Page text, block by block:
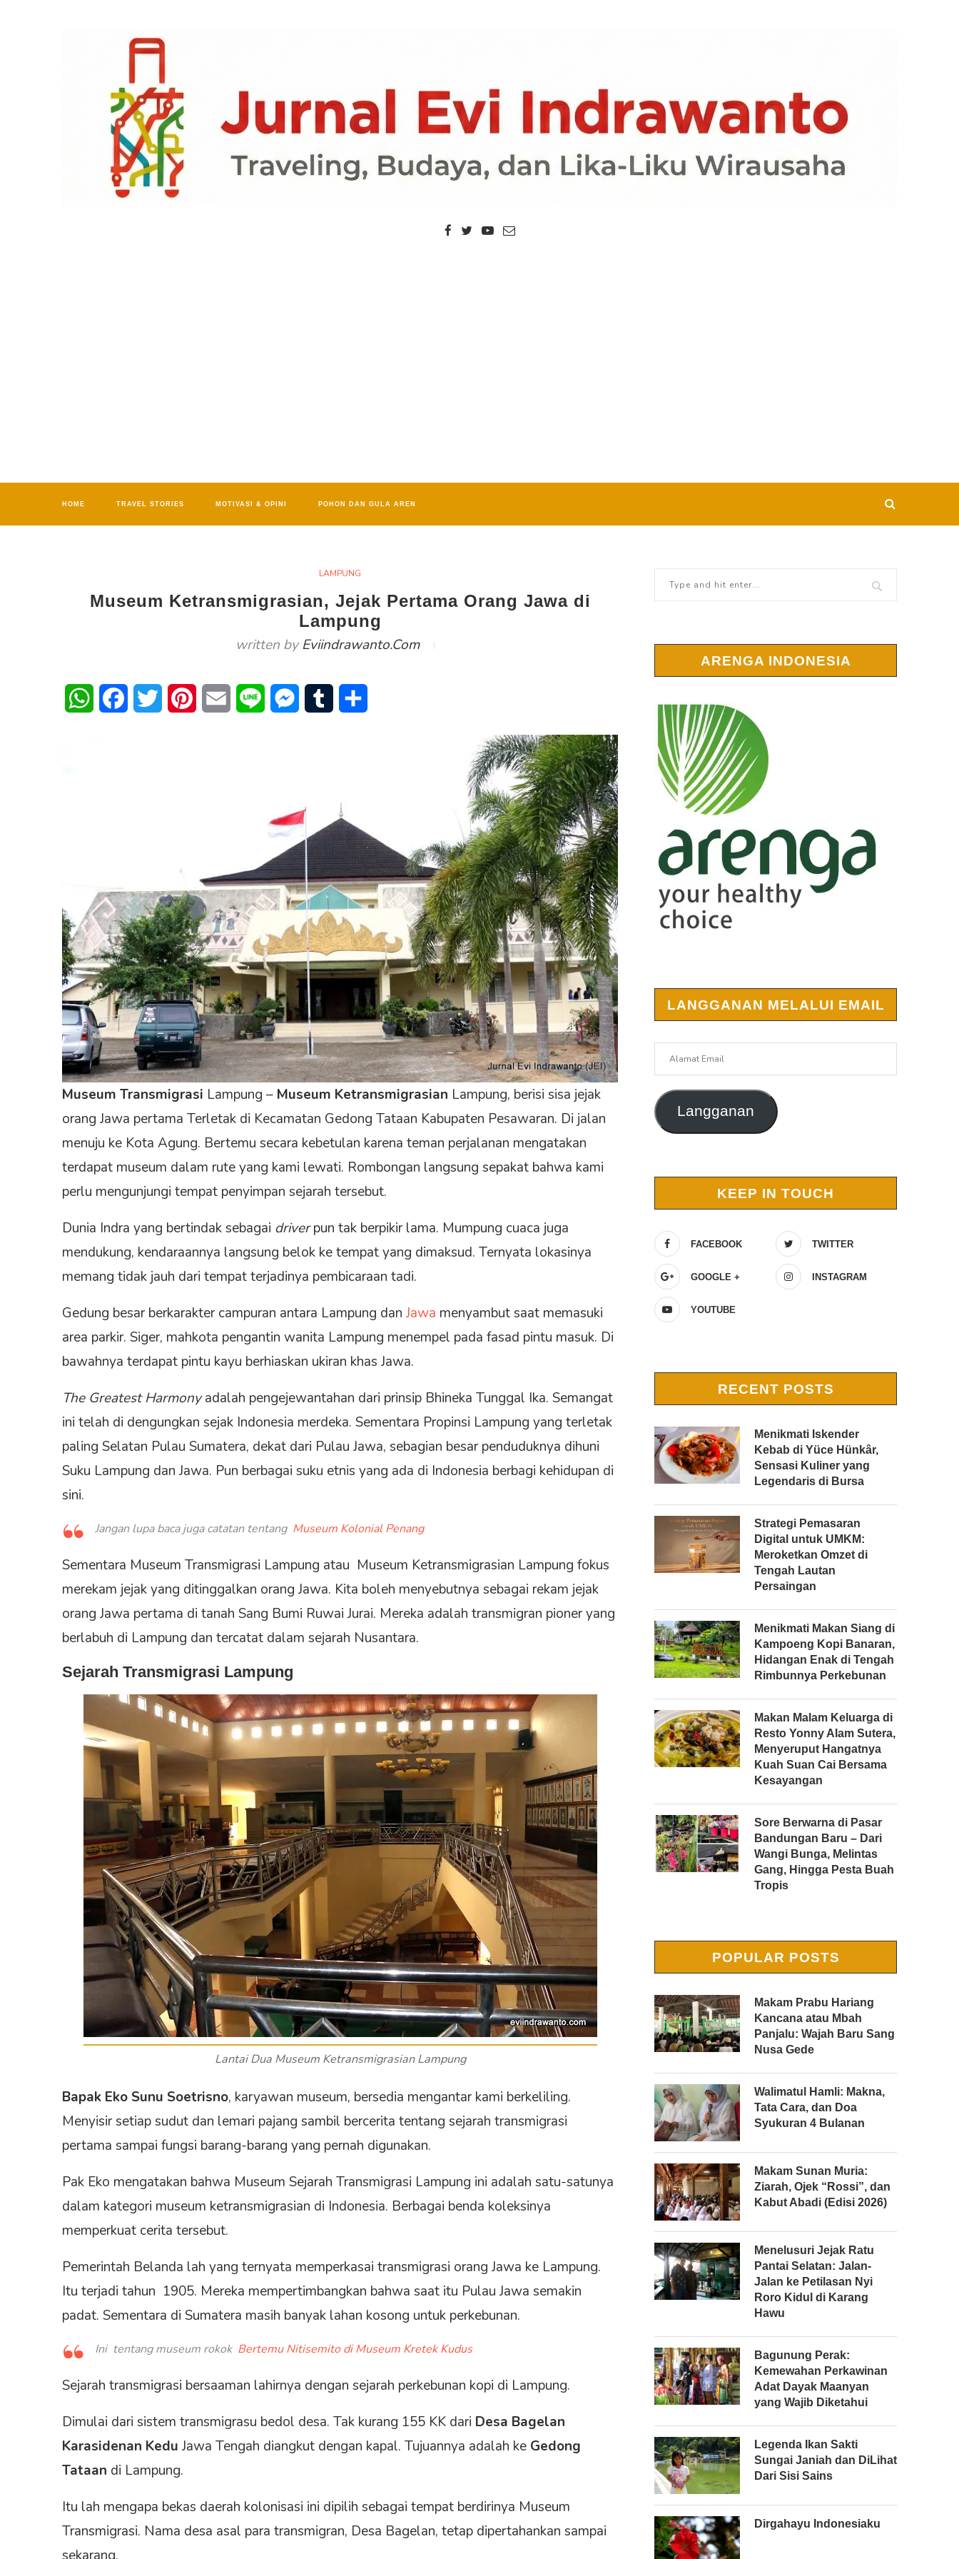
HOME TRAVEL STORIES MOTIVASI & OPINI POHON DAN GULA AREN
LAMPUNG
Museum Ketransmigrasian, Jejak Pertama Orang Jawa di
Lampung
written byEviindrawanto.com
WhatsAppFacebookTwitter PinterestEmail Line Messenger
Tumblr
Museum Transmigrasi Lampung – Museum Ketransmigrasian Lampung, berisi sisa jejak
orang Jawa pertama Terletak di Kecamatan Gedong Tataan Kabupaten Pesawaran. Di jalan
menuju ke Kota Agung. Bertemu secara kebetulan karena teman perjalanan mengatakan
terdapat museum dalam rute yang kami lewati. Rombongan langsung sepakat bahwa kami
perlu mengunjungi tempat penyimpan sejarah tersebut.
Dunia Indra yang bertindak sebagai driverpun tak berpikir lama. Mumpung cuaca juga
mendukung, kendaraannya langsung belok ke tempat yang dimaksud. Ternyata lokasinya
memang tidak jauh dari tempat terjadinya pembicaraan tadi.
Gedung besar berkarakter campuran antara Lampung dan Jawa menyambut saat memasuki
area parkir. Siger, mahkota pengantin wanita Lampung menempel pada fasad pintu masuk. Di
bawahnya terdapat pintu kayu berhiaskan ukiran khas Jawa.
The Greatest Harmonyadalah pengejewantahan dari prinsip Bhineka Tunggal Ika. Semangat
ini telah di dengungkan sejak Indonesia merdeka. Sementara Propinsi Lampung yang terletak
paling Selatan Pulau Sumatera, dekat dari Pulau Jawa, sebagian besar penduduknya dihuni
Suku Lampung dan Jawa. Pun berbagai suku etnis yang ada di Indonesia berbagi kehidupan di
sini.
Jangan lupa baca juga catatan tentang Museum Kolonial Penang
Sementara Museum Transmigrasi Lampung atau Museum Ketransmigrasian Lampung fokus
merekam jejak yang ditinggalkan orang Jawa. Kita boleh menyebutnya sebagai rekam jejak
orang Jawa pertama di tanah Sang Bumi Ruwai Jurai. Mereka adalah transmigran pioner yang
berlabuh di Lampung dan tercatat dalam sejarah Nusantara.
Sejarah Transmigrasi Lampung
Lantai Dua Museum Ketransmigrasian Lampung
Bapak Eko Sunu Soetrisno, karyawan museum, bersedia mengantar kami berkeliling.
Menyisir setiap sudut dan lemari pajang sambil bercerita tentang sejarah transmigrasi
pertama sampai fungsi barang-barang yang pernah digunakan.
Pak Eko mengatakan bahwa Museum Sejarah Transmigrasi Lampung ini adalah satu-satunya
dalam kategori museum ketransmigrasian di Indonesia. Berbagai benda koleksinya
memperkuat cerita tersebut.
Pemerintah Belanda lah yang ternyata memperkasai transmigrasi orang Jawa ke Lampung.
Itu terjadi tahun 1905. Mereka mempertimbangkan bahwa saat itu Pulau Jawa semakin
padat. Sementara di Sumatera masih banyak lahan kosong untuk perkebunan.
Ini tentang museum rokok Bertemu Nitisemito di Museum Kretek Kudus
Sejarah transmigrasi bersaaman lahirnya dengan sejarah perkebunan kopi di Lampung.
Dimulai dari sistem transmigrasu bedol desa. Tak kurang 155 KK dari Desa Bagelan
Karasidenan Kedu Jawa Tengah diangkut dengan kapal. Tujuannya adalah ke Gedong
Tataan di Lampung.
Itu lah mengapa bekas daerah kolonisasi ini dipilih sebagai tempat berdirinya Museum
Transmigrasi. Nama desa asal para transmigran, Desa Bagelan, tetap dipertahankan sampai
ARENGA INDONESIA
LANGGANAN MELALUI EMAIL
Langganan
KEEP IN TOUCH
FACEBOOK TWITTER
GOOGLE + INSTAGRAM
YOUTUBE
RECENT POSTS
Menikmati Iskender
Kebab di Yüce Hünkâr,
Sensasi Kuliner yang
Legendaris di Bursa
Strategi Pemasaran
Digital untuk UMKM:
Meroketkan Omzet di
Tengah Lautan
Persaingan
Menikmati Makan Siang di
Kampoeng Kopi Banaran,
Hidangan Enak di Tengah
Rimbunnya Perkebunan
Makan Malam Keluarga di
Resto Yonny Alam Sutera,
Menyeruput Hangatnya
Kuah Suan Cai Bersama
Kesayangan
Sore Berwarna di Pasar
Bandungan Baru – Dari
Wangi Bunga, Melintas
Gang, Hingga Pesta Buah
Tropis
POPULAR POSTS
Makam Prabu Hariang
Kancana atau Mbah
Panjalu: Wajah Baru Sang
Nusa Gede
Walimatul Hamli: Makna,
Tata Cara, dan Doa
Syukuran 4 Bulanan
Makam Sunan Muria:
Ziarah, Ojek “Rossi”, dan
Kabut Abadi (Edisi 2026)
Menelusuri Jejak Ratu
Pantai Selatan: Jalan-
Jalan ke Petilasan Nyi
Roro Kidul di Karang
Hawu
Bagunung Perak:
Kemewahan Perkawinan
Adat Dayak Maanyan
yang Wajib Diketahui
Legenda Ikan Sakti
Sungai Janiah dan DiLihat
Dari Sisi Sains
Dirgahayu Indonesiaku